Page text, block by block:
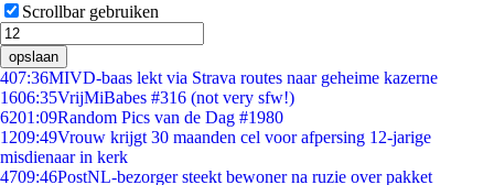
Scrollbar gebruiken
opslaan
407:36MIVD-baas lekt via Strava routes naar geheime kazerne
1606:35VrijMiBabes #316 (not very sfw!)
6201:09Random Pics van de Dag #1980
1209:49Vrouw krijgt 30 maanden cel voor afpersing 12-jarige
misdienaar in kerk
4709:46PostNL-bezorger steekt bewoner na ruzie over pakket